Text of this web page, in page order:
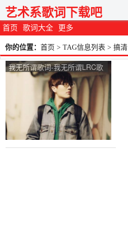
首页 歌词大全 更多
艺术系歌词下载吧
你的位置： 首页 > TAG信息列表 > 搞清
我无所谓歌词-我无所谓LRC歌
词-许嵩